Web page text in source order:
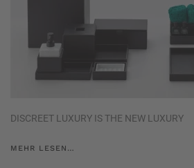
DISCREET LUXURY IS THE NEW LUXURY
MEHR LESEN…